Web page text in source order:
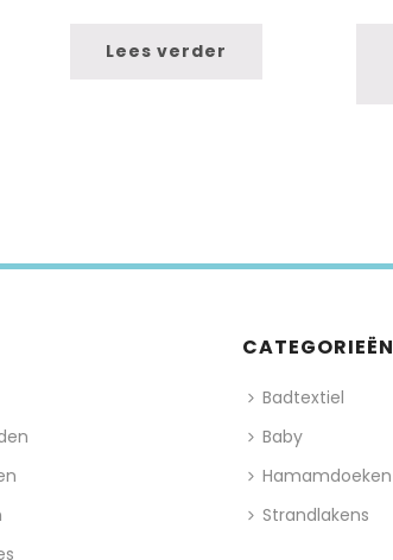
Lees verder
CATEGORIEËN
Badtextiel
Baby
Hamamdoeken
Strandlakens